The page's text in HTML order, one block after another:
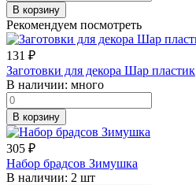
В корзину
Рекомендуем посмотреть
131 ₽
Заготовки для декора Шар пластик
В наличии: много
В корзину
305 ₽
Набор брадсов Зимушка
В наличии: 2 шт